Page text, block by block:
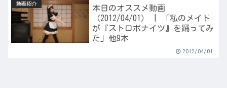
動画紹介
本日のオススメ動画
（2012/04/01） | 「私のメイド
が『ストロボナイツ』を踊ってみ
た」他9本
2012/04/01